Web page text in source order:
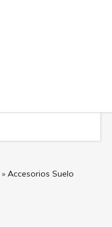
» Accesorios Suelo